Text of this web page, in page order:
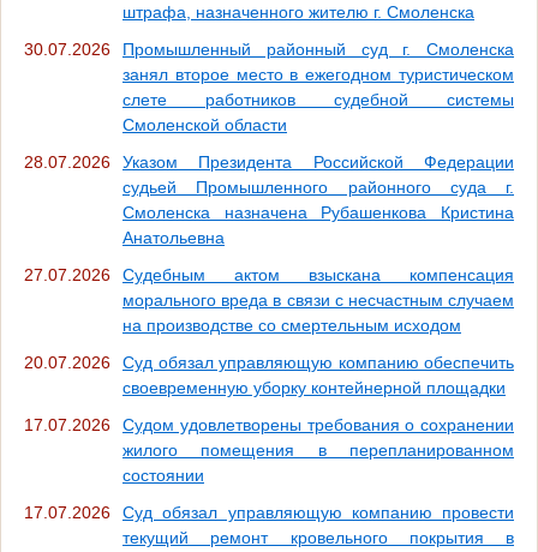
штрафа, назначенного жителю г. Смоленска
30.07.2026
Промышленный районный суд г. Смоленска
занял второе место в ежегодном туристическом
слете работников судебной системы
Смоленской области
28.07.2026
Указом Президента Российской Федерации
судьей Промышленного районного суда г.
Смоленска назначена Рубашенкова Кристина
Анатольевна
27.07.2026
Судебным актом взыскана компенсация
морального вреда в связи с несчастным случаем
на производстве со смертельным исходом
20.07.2026
Суд обязал управляющую компанию обеспечить
своевременную уборку контейнерной площадки
17.07.2026
Судом удовлетворены требования о сохранении
жилого помещения в перепланированном
состоянии
17.07.2026
Суд обязал управляющую компанию провести
текущий ремонт кровельного покрытия в